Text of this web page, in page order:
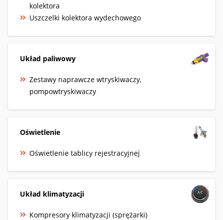
kolektora
Uszczelki kolektora wydechowego
Układ paliwowy
Zestawy naprawcze wtryskiwaczy,
pompowtryskiwaczy
Oświetlenie
Oświetlenie tablicy rejestracyjnej
Układ klimatyzacji
Kompresory klimatyzacji (sprężarki)